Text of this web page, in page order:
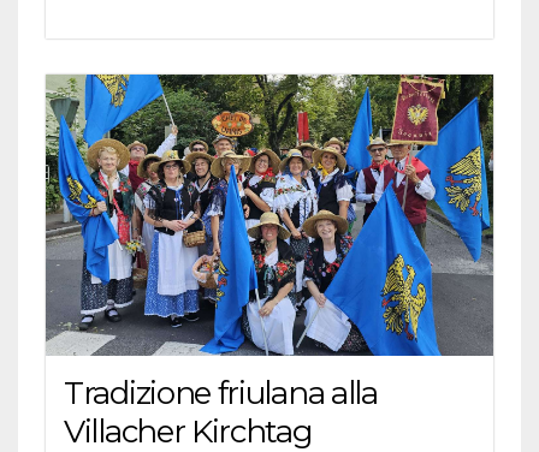
Tradizione friulana alla
Villacher Kirchtag